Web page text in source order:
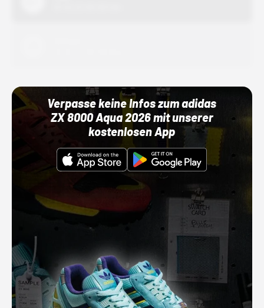
Verpasse keine Infos zum adidas
ZX 8000 Aqua 2026 mit unserer
kostenlosen App